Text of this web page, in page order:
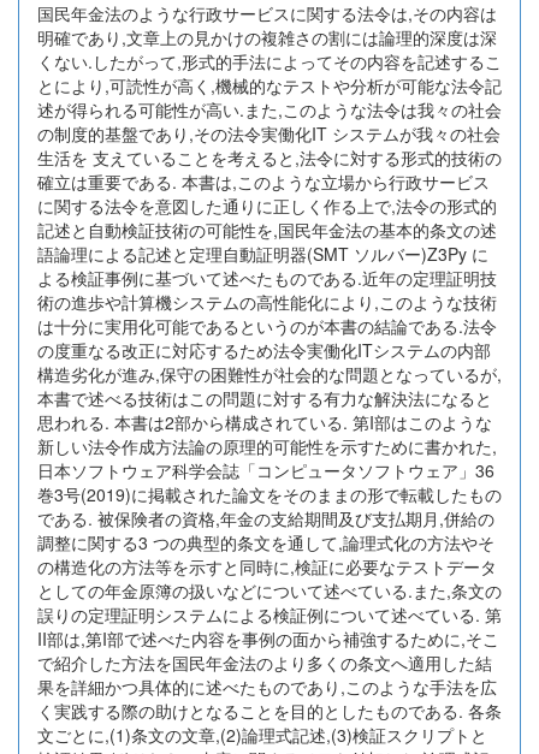
国民年金法のような行政サービスに関する法令は,その内容は
明確であり,文章上の見かけの複雑さの割には論理的深度は深
くない.したがって,形式的手法によってその内容を記述するこ
とにより,可読性が高く,機械的なテストや分析が可能な法令記
述が得られる可能性が高い.また,このような法令は我々の社会
の制度的基盤であり,その法令実働化IT システムが我々の社会
生活を 支えていることを考えると,法令に対する形式的技術の
確立は重要である. 本書は,このような立場から行政サービス
に関する法令を意図した通りに正しく作る上で,法令の形式的
記述と自動検証技術の可能性を,国民年金法の基本的条文の述
語論理による記述と定理自動証明器(SMT ソルバー)Z3Py に
よる検証事例に基づいて述べたものである.近年の定理証明技
術の進歩や計算機システムの高性能化により,このような技術
は十分に実用化可能であるというのが本書の結論である.法令
の度重なる改正に対応するため法令実働化ITシステムの内部
構造劣化が進み,保守の困難性が社会的な問題となっているが,
本書で述べる技術はこの問題に対する有力な解決法になると
思われる. 本書は2部から構成されている. 第I部はこのような
新しい法令作成方法論の原理的可能性を示すために書かれた,
日本ソフトウェア科学会誌「コンピュータソフトウェア」36
巻3号(2019)に掲載された論文をそのままの形で転載したもの
である. 被保険者の資格,年金の支給期間及び支払期月,併給の
調整に関する3 つの典型的条文を通して,論理式化の方法やそ
の構造化の方法等を示すと同時に,検証に必要なテストデータ
としての年金原簿の扱いなどについて述べている.また,条文の
誤りの定理証明システムによる検証例について述べている. 第
II部は,第I部で述べた内容を事例の面から補強するために,そこ
で紹介した方法を国民年金法のより多くの条文へ適用した結
果を詳細かつ具体的に述べたものであり,このような手法を広
く実践する際の助けとなることを目的としたものである. 各条
文ごとに,(1)条文の文章,(2)論理式記述,(3)検証スクリプトと